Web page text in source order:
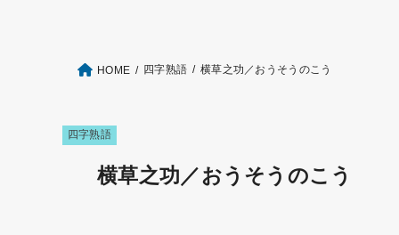
HOME 四字熟語 横草之功／おうそうのこう
四字熟語
横草之功／おうそうのこう